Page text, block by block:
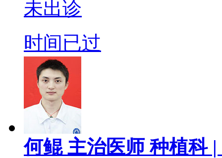
未出诊
时间已过
何鲲 主治医师种植科 |